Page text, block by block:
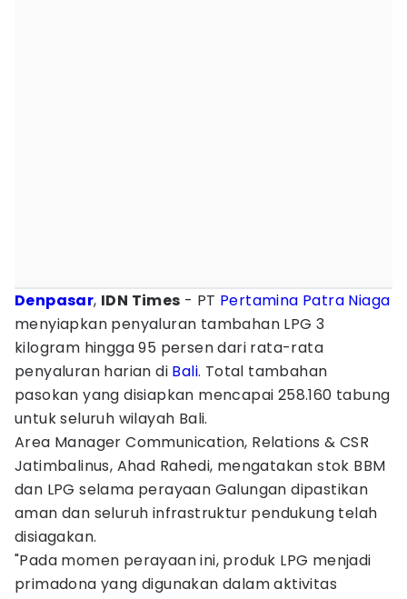
Denpasar, IDN Times - PT Pertamina Patra Niaga
menyiapkan penyaluran tambahan LPG 3
kilogram hingga 95 persen dari rata-rata
penyaluran harian di Bali. Total tambahan
pasokan yang disiapkan mencapai 258.160 tabung
untuk seluruh wilayah Bali.
Area Manager Communication, Relations & CSR
Jatimbalinus, Ahad Rahedi, mengatakan stok BBM
dan LPG selama perayaan Galungan dipastikan
aman dan seluruh infrastruktur pendukung telah
disiagakan.
"Pada momen perayaan ini, produk LPG menjadi
primadona yang digunakan dalam aktivitas